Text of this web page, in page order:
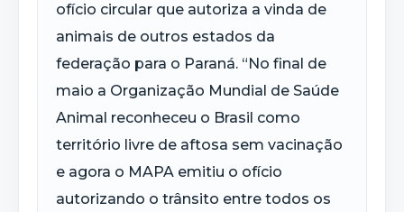
ofício circular que autoriza a vinda de
animais de outros estados da
federação para o Paraná. “No final de
maio a Organização Mundial de Saúde
Animal reconheceu o Brasil como
território livre de aftosa sem vacinação
e agora o MAPA emitiu o ofício
autorizando o trânsito entre todos os